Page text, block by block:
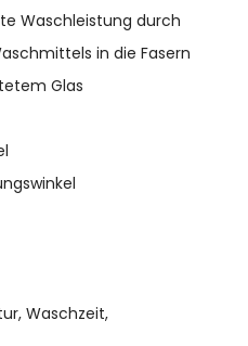
Waschleistung durch
in die Fasern
Glas
Waschzeit,